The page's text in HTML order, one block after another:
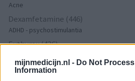
mijnmedicijn.nl - Do Not
Information
Acne
Dexamfetamine (446)
ADHD - psychostimulantia
Euthyrox (436)